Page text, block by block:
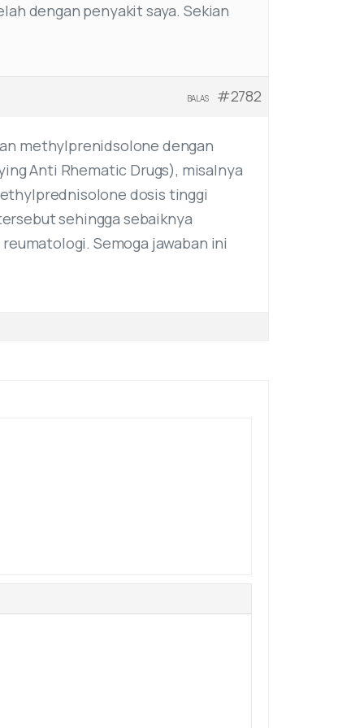
dengan penyakit saya. Sekian
#2782
BALAS
methylprenidsolone dengan
Anti Rhematic Drugs), misalnya
dosis tinggi
sehingga sebaiknya
Semoga jawaban ini